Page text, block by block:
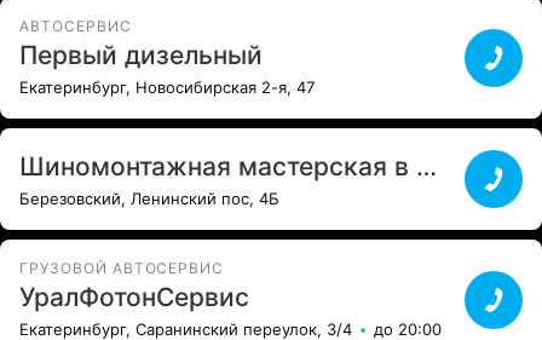
АВТОСЕРВИС
Первый дизельный
Екатеринбург, Новосибирская 2-я, 47
Шиномонтажная мастерская в Ленинском пос, 4Б
Березовский, Ленинский пос, 4Б
ГРУЗОВОЙ АВТОСЕРВИС
УралФотонСервис
Екатеринбург, Саранинский переулок, 3/4 до 20:00